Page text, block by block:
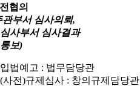
협의
관부서 심사의뢰,
심사부서 심사결과
통보)
입법예고 : 법무담당관
(사전)규제심사 : 창의규제담당관